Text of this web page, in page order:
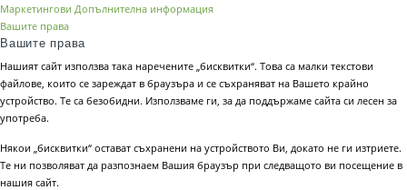
Маркетингови Допълнителна информация
Вашите права
Вашите права
Нашият сайт използва така наречените „бисквитки“. Това са малки текстови
файлове, които се зареждат в браузъра и се съхраняват на Вашето крайно
устройство. Те са безобидни. Използваме ги, за да поддържаме сайта си лесен за
употреба.
Някои „бисквитки“ остават съхранени на устройството Ви, докато не ги изтриете.
Те ни позволяват да разпознаем Вашия браузър при следващото ви посещение в
нашия сайт.